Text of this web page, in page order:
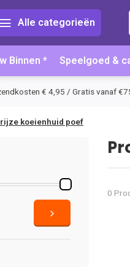
Alle categorieën
Binnen * Speelgoed &
€ 4,95 / Gratis vanaf
koeienhuid poef
0